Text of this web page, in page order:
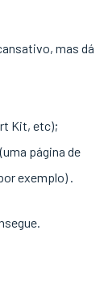
mas dá
Kit, etc);
página de
exemplo) .